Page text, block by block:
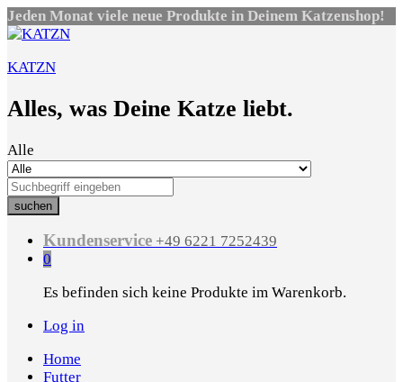
Jeden Monat viele neue Produkte in Deinem Katzenshop!
KATZN
Alles, was Deine Katze liebt.
Alle
suchen
Kundenservice +49 6221 7252439
0
Es befinden sich keine Produkte im Warenkorb.
Log in
Home
Futter